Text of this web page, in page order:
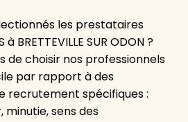
les prestataires
à BRETTEVILLE SUR ODON ?
de choisir nos professionnels
par rapport à des
recrutement spécifiques :
minutie, sens des